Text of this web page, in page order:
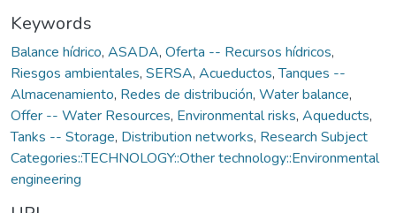
Keywords
Balance hídrico, ASADA, Oferta -- Recursos hídricos,
Riesgos ambientales, SERSA, Acueductos,Tanques --
Almacenamiento, Redes de distribución, Water balance,
Offer -- Water Resources, Environmental risks, Aqueducts,
Tanks -- Storage, Distribution networks, Research Subject
Categories::TECHNOLOGY::Other technology::Environmental
engineering